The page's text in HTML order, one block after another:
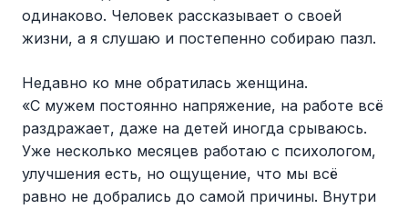
одинаково. Человек рассказывает о своей
жизни, а я слушаю и постепенно собираю пазл.
Недавно ко мне обратилась женщина.
«С мужем постоянно напряжение, на работе всё
раздражает, даже на детей иногда срываюсь.
Уже несколько месяцев работаю с психологом,
улучшения есть, но ощущение, что мы всё
равно не добрались до самой причины. Внутри